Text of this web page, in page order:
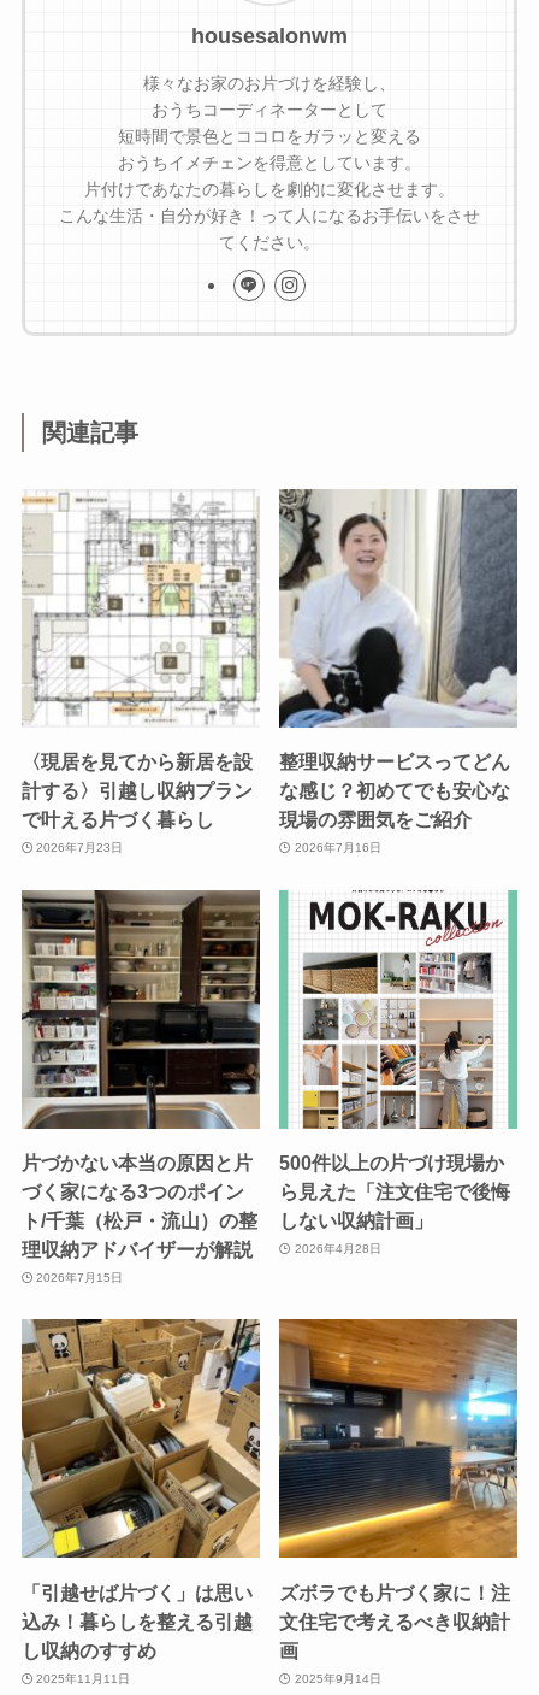
housesalonwm
様々なお家のお片づけを経験し、
おうちコーディネーターとして
短時間で景色とココロをガラッと変える
おうちイメチェンを得意としています。
片付けであなたの暮らしを劇的に変化させます。
こんな生活・自分が好き！って人になるお手伝いをさせ
てください。
関連記事
〈現居を見てから新居を設
計する〉引越し収納プラン
で叶える片づく暮らし
2026年7月23日
整理収納サービスってどん
な感じ？初めてでも安心な
現場の雰囲気をご紹介
2026年7月16日
片づかない本当の原因と片
づく家になる3つのポイン
ト/千葉（松戸・流山）の整
理収納アドバイザーが解説
2026年7月15日
500件以上の片づけ現場か
ら見えた「注文住宅で後悔
しない収納計画」
2026年4月28日
「引越せば片づく」は思い
込み！暮らしを整える引越
し収納のすすめ
2025年11月11日
ズボラでも片づく家に！注
文住宅で考えるべき収納計
画
2025年9月14日